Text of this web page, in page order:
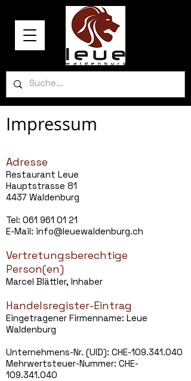
Impressum
Adresse
Restaurant Leue
Hauptstrasse 81
4437 Waldenburg
Tel: 061 961 01 21
E-Mail: info@leuewaldenburg.ch
Vertretungsberechtige
Person(en)
Marcel Blättler, Inhaber
Handelsregister-Eintrag
Eingetragener Firmenname: Leue
Waldenburg
Unternehmens-Nr. (UID): CHE-109.341.040
Mehrwertsteuer-Nummer: CHE-
109.341.040